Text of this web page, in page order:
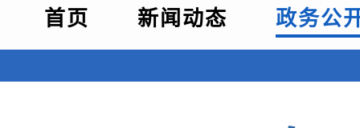
首页 新闻动态 政务公